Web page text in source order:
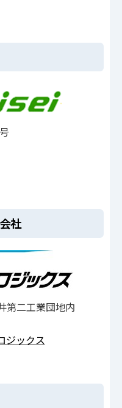
社
第二工業団地内
ジックス